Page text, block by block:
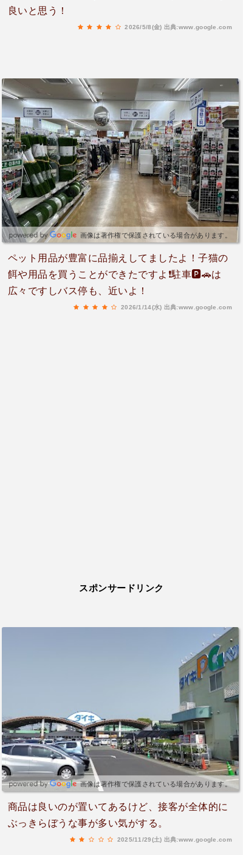
良いと思う！
2026/5/8(金) 出典:www.google.com
画像は著作権で保護されている場合があります。
ペット用品が豊富に品揃えしてましたよ！子猫の
餌や用品を買うことができたですよ❗駐車🅿️🚗は
広々ですしバス停も、近いよ！
2026/1/14(水) 出典:www.google.com
スポンサードリンク
画像は著作権で保護されている場合があります。
商品は良いのが置いてあるけど、接客が全体的に
ぶっきらぼうな事が多い気がする。
2025/11/29(土) 出典:www.google.com